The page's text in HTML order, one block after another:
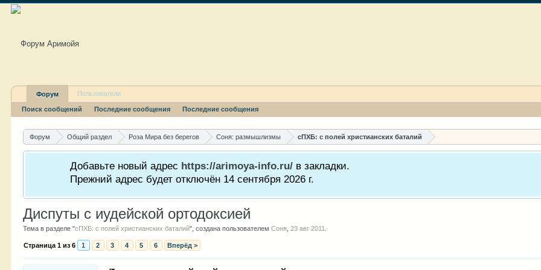
Форум Общий раздел Роза Мира без берегов Соня: размышлизмы сПХБ: с полей христианских баталий
Добавьте новый адрес https://arimoya-info.ru/ в закладки.
Прежний адрес будет отключён 14 сентября 2026 г.
Диспуты с иудейской ортодоксией
Тема в разделе "сПХБ: с полей христианских баталий", создана пользователемСоня ,23 авг 2011
Страница 1 из 6 1 2 3 4 5 6 Вперёд >
Форум
Поиск сообщений Последние сообщения Последние сообщения
Пользователи